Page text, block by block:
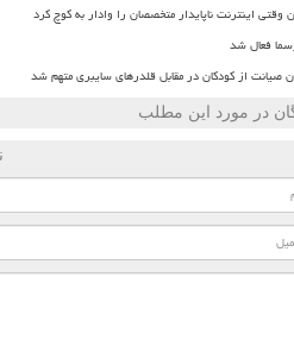
اینترنت ناپایدار متخصصان را وادار به کوچ کرد
فعال شد
صیانت از کودکان در مقابل قلدرهای سایبری متهم شد
در مورد این مطلب